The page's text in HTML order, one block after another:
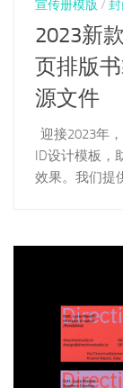
宣传册模版 /
2023新
页排版
源文件
迎接2023年
ID设计模板，
效果。我们提